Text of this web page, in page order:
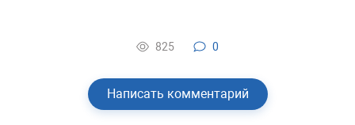
825 0
Написать комментарий